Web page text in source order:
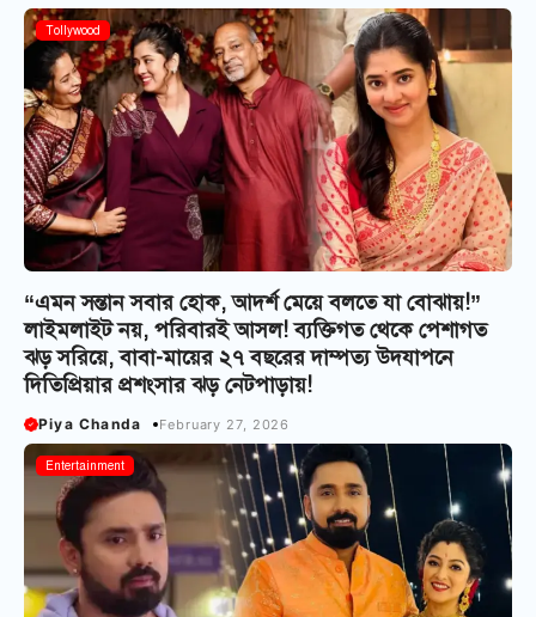
Tollywood
“এমন সন্তান সবার হোক, আদর্শ মেয়ে বলতে যা বোঝায়!”
লাইমলাইট নয়, পরিবারই আসল! ব্যক্তিগত থেকে পেশাগত
ঝড় সরিয়ে, বাবা-মায়ের ২৭ বছরের দাম্পত্য উদযাপনে
দিতিপ্রিয়ার প্রশংসার ঝড় নেটপাড়ায়!
Piya Chanda February 27, 2026
Entertainment